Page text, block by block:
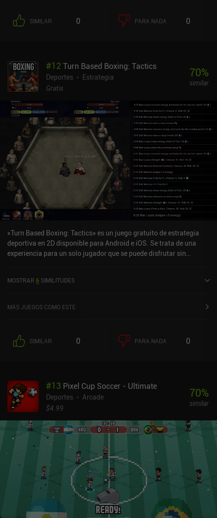
SIMILAR 0 PARA NADA 0
#12 Turn Based Boxing: Tactics
Deportes
Estrategia
Gratis
70%
similar
«Turn Based Boxing: Tactics» es un juego gratuito de estrategia
deportiva en 2D disponible para Android e iOS. Se trata de una
experiencia para un solo jugador que se puede disfrutar sin
con una valoración de 4,7 sobre 5,0 en Google Play y de 4,8 sobre
MOSTRAR 6 SIMILITUDES
MÁS JUEGOS COMO ESTE
SIMILAR 0 PARA NADA 0
#13 Pixel Cup Soccer - Ultimate
Deportes
Arcade
$4.99
70%
similar